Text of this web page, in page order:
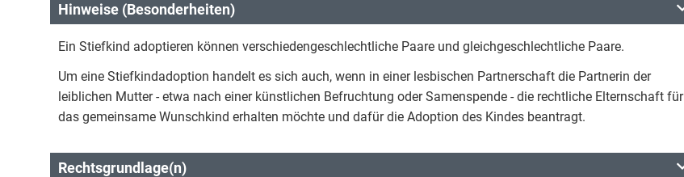
Hinweise (Besonderheiten)
Ein Stiefkind adoptieren können verschiedengeschlechtliche Paare und gleichgeschlechtliche Paare.
Um eine Stiefkindadoption handelt es sich auch, wenn in einer lesbischen Partnerschaft die Partnerin der
leiblichen Mutter - etwa nach einer künstlichen Befruchtung oder Samenspende - die rechtliche Elternschaft für
das gemeinsame Wunschkind erhalten möchte und dafür die Adoption des Kindes beantragt.
Rechtsgrundlage(n)